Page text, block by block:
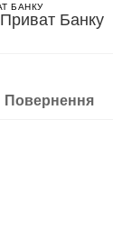
БАНКУ
Повернення